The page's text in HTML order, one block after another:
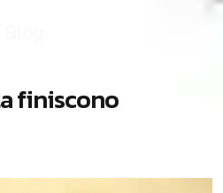
afiniscono